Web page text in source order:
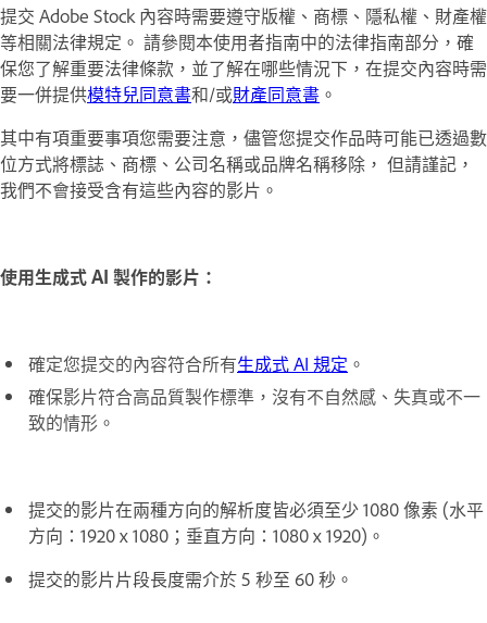
提交 Adobe Stock 內容時需要遵守版權、商標、隱私權、財產權
等相關法律規定。 請參閱本使用者指南中的法律指南部分，確
保您了解重要法律條款，並了解在哪些情況下，在提交內容時需
要一併提供模特兒同意書和/或財產同意書 。
其中有項重要事項您需要注意，儘管您提交作品時可能已透過數
位方式將標誌、商標、公司名稱或品牌名稱移除， 但請謹記，
我們不會接受含有這些內容的影片。
使用生成式 AI 製作的影片：
確定您提交的內容符合所有生成式 AI 規定 。
確保影片符合高品質製作標準，沒有不自然感、失真或不一
致的情形。
提交的影片在兩種方向的解析度皆必須至少 1080 像素 (水平
方向：1920 x 1080；垂直方向：1080 x 1920)。
提交的影片片段長度需介於 5 秒至 60 秒。